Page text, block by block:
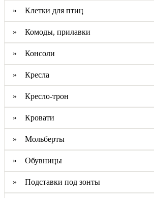
» Клетки для птиц
» Комоды, прилавки
» Консоли
» Кресла
» Кресло-трон
» Кровати
» Мольберты
» Обувницы
» Подставки под зонты